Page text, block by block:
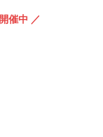
催中 ／